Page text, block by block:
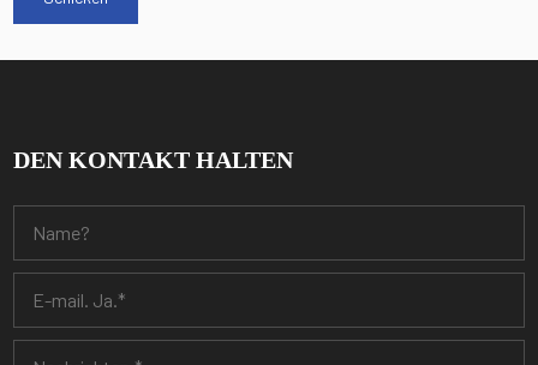
DEN KONTAKT HALTEN